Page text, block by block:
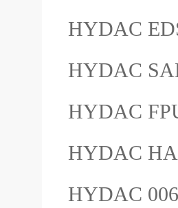
HYDAC
HYDAC
HYDAC
HYDAC
HYDAC